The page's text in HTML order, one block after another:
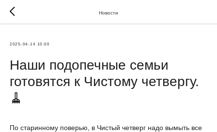
Новости
2025-04-14 10:00
Наши подопечные семьи
готовятся к Чистому четвергу.
🧹
По старинному поверью, в Чистый четверг надо вымыть все